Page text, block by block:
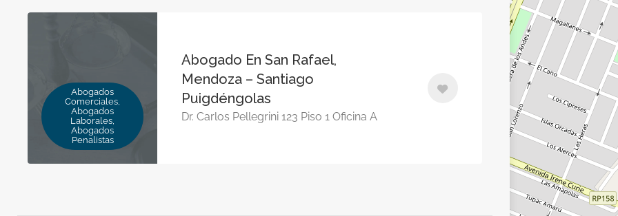
Abogados
Comerciales,
Abogados
Laborales,
Abogados
Penalistas
Abogado En San Rafael,
Mendoza – Santiago
Puigdéngolas
Dr. Carlos Pellegrini 123 Piso 1 Oficina A